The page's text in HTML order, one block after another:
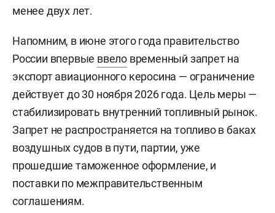
менее двух лет.
Напомним, в июне этого года правительство
России впервые ввело временный запрет на
экспорт авиационного керосина — ограничение
действует до 30 ноября 2026 года. Цель меры —
стабилизировать внутренний топливный рынок.
Запрет не распространяется на топливо в баках
воздушных судов в пути, партии, уже
прошедшие таможенное оформление, и
поставки по межправительственным
соглашениям.